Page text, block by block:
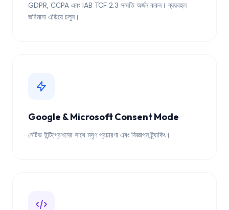
GDPR, CCPA এবং IAB TCF 2.3 সম্মতি অর্জন করুন। ব্যয়বহুল
জরিমানা এড়িয়ে চলুন।
Google & Microsoft Consent Mode
নেটিভ ইন্টিগ্রেশনের সাথে মসৃণ প্রচারণা এবং বিজ্ঞাপন ট্র্যাকিং।